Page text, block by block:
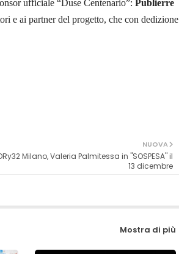
ufficiale “Duse Centenario”: Publierre
e ai partner del progetto, che con dedizione
NUOVA
Milano, Valeria Palmitessa in "SOSPESA" il
13 dicembre
Mostra di più